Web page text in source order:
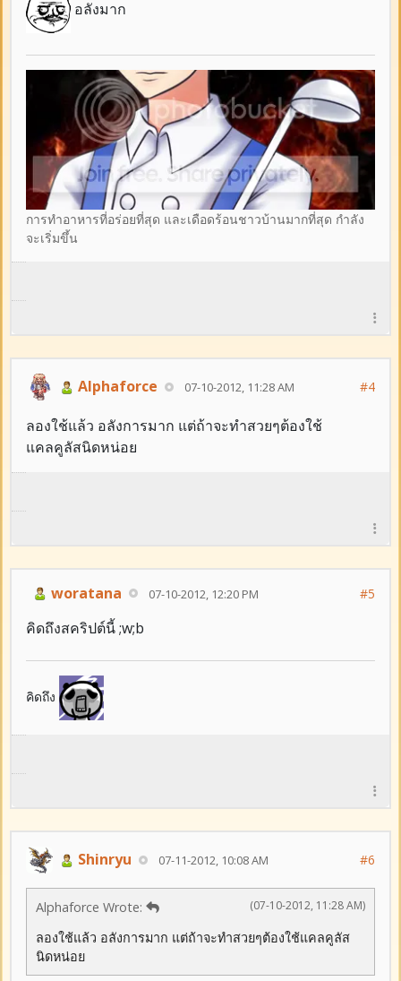
อลังมาก
การทำอาหารที่อร่อยที่สุด และเดือดร้อนชาวบ้านมากที่สุด กำลัง
จะเริ่มขึ้น
Alphaforce 07-10-2012, 11:28 AM #4
ลองใช้แล้ว อลังการมาก แต่ถ้าจะทำสวยๆต้องใช้
แคลคูลัสนิดหน่อย
woratana 07-10-2012, 12:20 PM #5
คิดถึงสคริปต์นี้ ;w;b
คิดถึง
Shinryu 07-11-2012, 10:08 AM #6
(07-10-2012, 11:28 AM)
Alphaforce Wrote:
ลองใช้แล้ว อลังการมาก แต่ถ้าจะทำสวยๆต้องใช้แคลคูลัส
นิดหน่อย